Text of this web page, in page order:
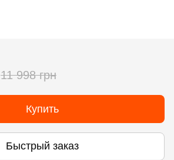
11 998 грн
Купить
Быстрый заказ